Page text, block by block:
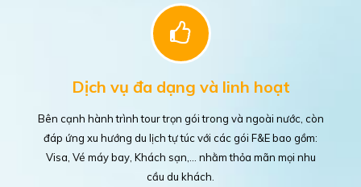
Dịch vụ đa dạng và linh hoạt
Bên cạnh hành trình tour trọn gói trong và ngoài nước, còn
đáp ứng xu hướng du lịch tự túc với các gói F&E bao gồm:
Visa, Vé máy bay, Khách sạn,... nhằm thỏa mãn mọi nhu
cầu du khách.